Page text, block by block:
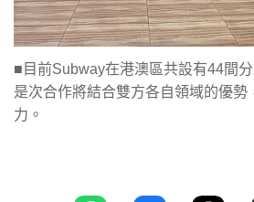
■目前Subway在港澳區共設有44間
是次合作將結合雙方各自領域的優勢
力。